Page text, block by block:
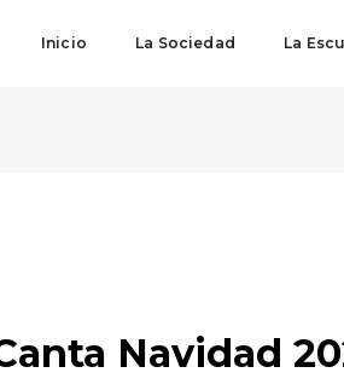
Inicio La Sociedad La
Navidad